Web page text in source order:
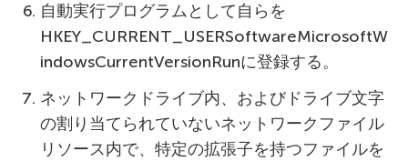
自動実行プログラムとして自らを
HKEY_CURRENT_USERSoftwareMicrosoftW
indowsCurrentVersionRunに登録する。
ネットワークドライブ内、およびドライブ文字
の割り当てられていないネットワークファイル
リソース内で、特定の拡張子を持つファイルを